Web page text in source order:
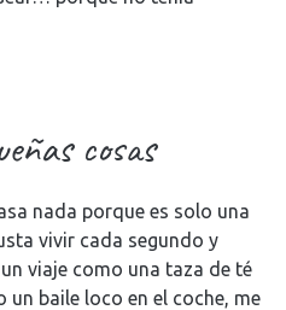
cosas
nada porque es solo una
vivir cada segundo y
viaje como una taza de té
un baile loco en el coche, me